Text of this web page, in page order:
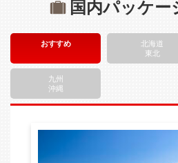
国内パッケー
おすすめ
北海道
東北
九州
沖縄